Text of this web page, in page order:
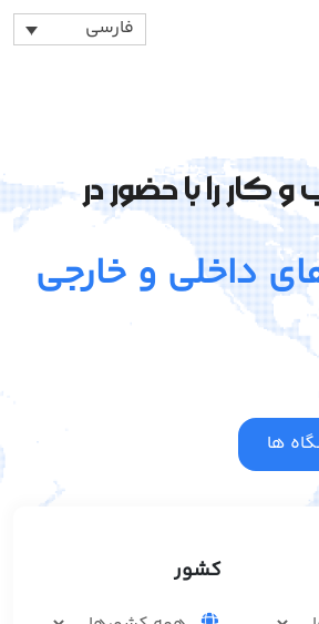
فارسی
را با حضور در
داخلی و خارجی
ها
کشور